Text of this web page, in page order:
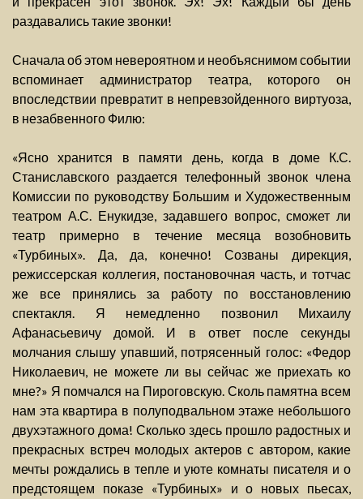
раздавались такие звонки!
Сначала об этом невероятном и необъяснимом событии
вспоминает администратор театра, которого он
впоследствии превратит в непревзойденного виртуоза,
в незабвенного Филю:
«Ясно хранится в памяти день, когда в доме К.С.
Станиславского раздается телефонный звонок члена
Комиссии по руководству Большим и Художественным
театром А.С. Енукидзе, задавшего вопрос, сможет ли
театр примерно в течение месяца возобновить
«Турбиных». Да, да, конечно! Созваны дирекция,
режиссерская коллегия, постановочная часть, и тотчас
же все принялись за работу по восстановлению
спектакля. Я немедленно позвонил Михаилу
Афанасьевичу домой. И в ответ после секунды
молчания слышу упавший, потрясенный голос: «Федор
Николаевич, не можете ли вы сейчас же приехать ко
мне?» Я помчался на Пироговскую. Сколь памятна всем
нам эта квартира в полуподвальном этаже небольшого
двухэтажного дома! Сколько здесь прошло радостных и
прекрасных встреч молодых актеров с автором, какие
мечты рождались в тепле и уюте комнаты писателя и о
предстоящем показе «Турбиных» и о новых пьесах,